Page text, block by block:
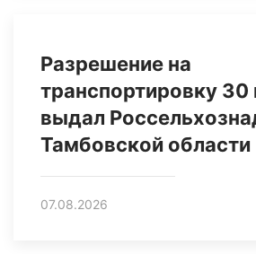
Разрешение на
транспортировку
выдал
Тамбовской области
07.08.2026